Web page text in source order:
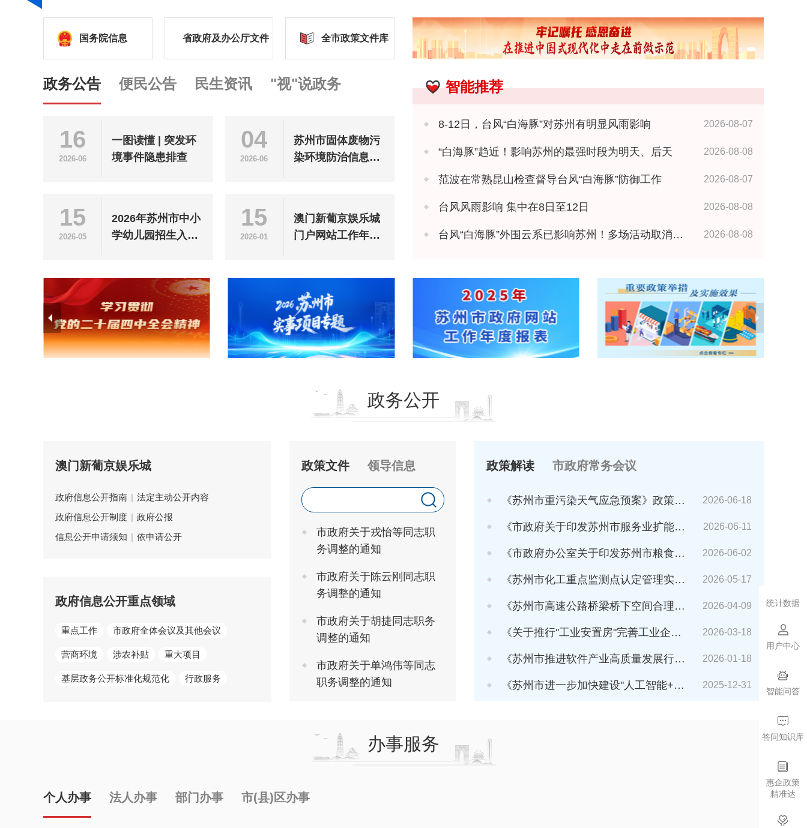
近150位海内外专家学者在苏交流 2026-06-29
张家港技师学院揭牌 2026-06-29
国务院信息 省政府及办公厅文件 全市政策文件库
政务公告 便民公告 民生资讯 "视"说政务
16
2026-06
一图读懂 | 突发环
境事件隐患排查
04
2026-06
苏州市固体废物污
染环境防治信息公
15
2026-05
2026年苏州市中小
学幼儿园招生入学
15
2026-01
澳门新葡京娱乐城
门户网站工作年度
智能推荐
8-12日，台风“白海豚”对苏州有明显风雨影响 2026-08-07
“白海豚”趋近！影响苏州的最强时段为明天、后天 2026-08-08
范波在常熟昆山检查督导台风“白海豚”防御工作 2026-08-07
台风风雨影响 集中在8日至12日 2026-08-08
台风“白海豚”外围云系已影响苏州！多场活动取消、暂停、延期 2026-08-08
政务公开
澳门新葡京娱乐城
政府信息公开指南 | 法定主动公开内容
政府信息公开制度 | 政府公报
信息公开申请须知 | 依申请公开
政府信息公开重点领域
重点工作 市政府全体会议及其他会议
营商环境 涉农补贴 重大项目
基层政务公开标准化规范化 行政服务
政策文件 领导信息
市政府关于戎怡等同志职
务调整的通知
市政府关于陈云刚同志职
务调整的通知
市政府关于胡捷同志职务
调整的通知
市政府关于单鸿伟等同志
职务调整的通知
政策解读 市政府常务会议
《苏州市重污染天气应急预案》政策解读 2026-06-18
《市政府关于印发苏州市服务业扩能提质行动方案(2026～2030年)的通知》解读 2026-06-11
《市政府办公室关于印发苏州市粮食应急预案的通知》解读 2026-06-02
《苏州市化工重点监测点认定管理实施细则》解读 2026-05-17
《苏州市高速公路桥梁桥下空间合理利用管理办法》解读 2026-04-09
《关于推行"工业安置房"完善工业企业搬迁安置的指导意见（试行）》解读 2026-03-18
《苏州市推进软件产业高质量发展行动计划（2026-2027年）》解读 2026-01-18
《苏州市进一步加快建设"人工智能+"城市的若干措施（2026年版）》解读 2025-12-31
办事服务
个人办事 法人办事 部门办事 市(县)区办事
统计数据
用户中心
智能问答
答问知识库
惠企政策
精准达